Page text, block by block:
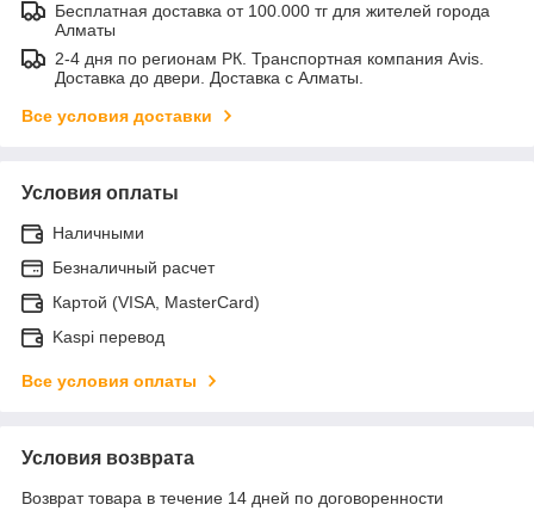
Бесплатная доставка от 100.000 тг для жителей города
Алматы
2-4 дня по регионам РК. Транспортная компания Avis.
Доставка до двери. Доставка с Алматы.
Все условия доставки
Условия оплаты
Наличными
Безналичный расчет
Картой (VISA, MasterCard)
Kaspi перевод
Все условия оплаты
Условия возврата
Возврат товара в течение 14 дней по договоренности